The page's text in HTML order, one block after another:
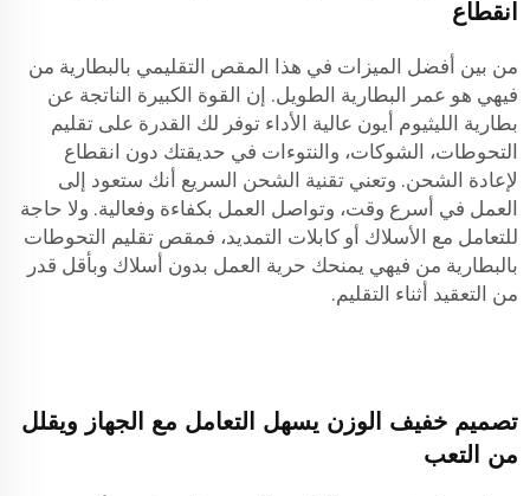
انقطاع
من بين أفضل الميزات في هذا المقص التقليمي بالبطارية من
فيهي هو عمر البطارية الطويل. إن القوة الكبيرة الناتجة عن
بطارية الليثيوم أيون عالية الأداء توفر لك القدرة على تقليم
التحوطات، الشوكات، والنتوءات في حديقتك دون انقطاع
لإعادة الشحن. وتعني تقنية الشحن السريع أنك ستعود إلى
العمل في أسرع وقت، وتواصل العمل بكفاءة وفعالية. ولا حاجة
للتعامل مع الأسلاك أو كابلات التمديد، فمقص تقليم التحوطات
بالبطارية من فيهي يمنحك حرية العمل بدون أسلاك وبأقل قدر
من التعقيد أثناء التقليم.
تصميم خفيف الوزن يسهل التعامل مع الجهاز ويقلل
من التعب